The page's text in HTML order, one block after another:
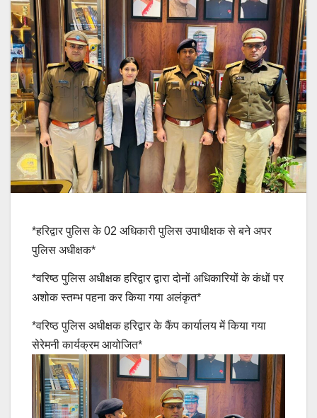
*हरिद्वार पुलिस के 02 अधिकारी पुलिस उपाधीक्षक से बने अपर
पुलिस अधीक्षक*
*वरिष्ठ पुलिस अधीक्षक हरिद्वार द्वारा दोनों अधिकारियों के कंधों पर
अशोक स्तम्भ पहना कर किया गया अलंकृत*
*वरिष्ठ पुलिस अधीक्षक हरिद्वार के कैंप कार्यालय में किया गया
सेरेमनी कार्यक्रम आयोजित*